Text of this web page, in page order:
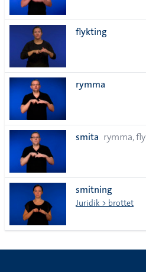
flykting
rymma
smita rymma, fly
smitning
Juridik > brottet